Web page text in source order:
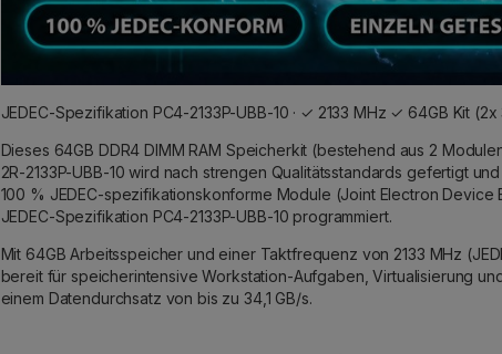
JEDEC-Spezifikation PC4-2133P-UBB-10 · ✓ 2133 MHz ✓ 64GB Kit
Dieses 64GB DDR4 DIMM RAM Speicherkit (bestehend aus 2
2R-2133P-UBB-10 wird nach strengen Qualitätsstandards gefertigt
100 % JEDEC-spezifikationskonforme Module (Joint Electron
JEDEC-Spezifikation PC4-2133P-UBB-10 programmiert.
Mit 64GB Arbeitsspeicher und einer Taktfrequenz von 2133 MHz
bereit für speicherintensive Workstation-Aufgaben, Virtualisierung
einem Datendurchsatz von bis zu 34,1 GB/s.